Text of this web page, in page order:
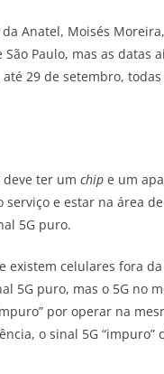
Anatel, Moisés
Paulo, mas as datas
29 de setembro,
deve ter um chip e um
e estar na área
5G puro.
celulares fora
5G puro, mas o 5G no
por operar na
o sinal 5G